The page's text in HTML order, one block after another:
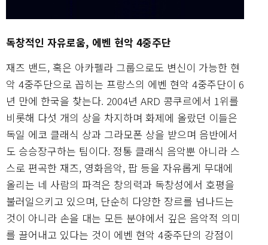
독창적인 자유로움, 에벤 현악 4중주단
재즈 밴드, 혹은 아카펠라 그룹으로도 변신이 가능한 현
악 4중주단으로 꼽히는 프랑스의 에벤 현악 4중주단이 6
년 만에 한국을 찾는다. 2004년 ARD 콩쿠르에서 1위를
비롯해 다섯 개의 상을 차지하며 화제에 올랐던 이들은
독일 에코 클래식 상과 그라모폰 상을 받으며 음반에서
도 승승장구하는 팀이다. 정통 클래식 음악뿐 아니라 스
스로 편곡한 재즈, 영화음악, 팝 등을 자유롭게 무대에
올리는 네 사람의 파격은 창의력과 독창성에서 호평을
불러일으키고 있으며, 단순히 다양한 장르를 넘나드는
것이 아니라 손을 대는 모든 분야에서 깊은 음악적 의미
를 끌어내고 있다는 것이 에벤 현악 4중주단의 강점이